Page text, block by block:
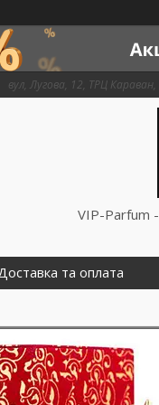
вул, Лугова, 12, ТРЦ Караван,
VIP-Parfum -
та оплата